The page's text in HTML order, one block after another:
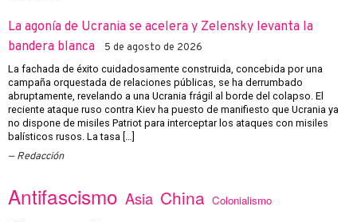
La agonía de Ucrania se acelera y Zelensky levanta la
bandera blanca
5 de agosto de 2026
La fachada de éxito cuidadosamente construida, concebida por una
campaña orquestada de relaciones públicas, se ha derrumbado
abruptamente, revelando a una Ucrania frágil al borde del colapso. El
reciente ataque ruso contra Kiev ha puesto de manifiesto que Ucrania ya
no dispone de misiles Patriot para interceptar los ataques con misiles
balísticos rusos. La tasa […]
Redacción
Antifascismo Asia China Colonialismo